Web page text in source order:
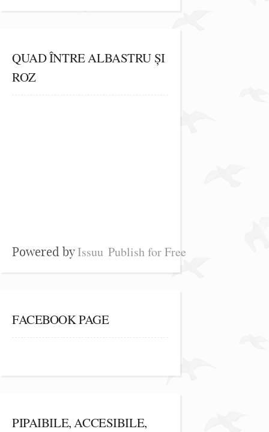
QUAD ÎNTRE ALBASTRU ȘI
ROZ
Powered byIssuu Publish for Free
FACEBOOK PAGE
PIPAIBILE, ACCESIBILE,